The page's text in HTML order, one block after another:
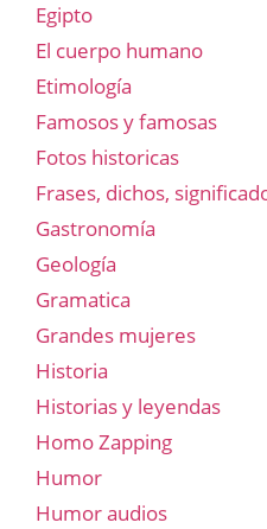
Egipto
El cuerpo humano
Etimología
Famosos y famosas
Fotos historicas
Frases, dichos,
Gastronomía
Geología
Gramatica
Grandes mujeres
Historia
Historias y leyendas
Homo Zapping
Humor
Humor audios